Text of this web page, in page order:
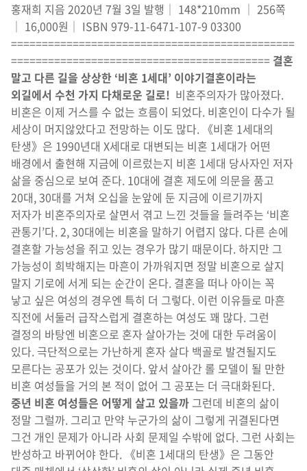
홍재희 지음 2020년 7월 3일 발행│ 148*210mm │ 256쪽
│ 16,000원│ ISBN 979-11-6471-107-9 03300
==============================================
========================================== 결혼
말고 다른 길을 상상한 ‘비혼 1세대’ 이야기결혼이라는
외길에서 수천 가지 다채로운 길로! 비혼주의자가 많아졌다.
비혼은 이제 거스를 수 없는 흐름이 되었다. 비혼인이 다수가 될
세상이 머지않았다고 전망하는 이도 많다. 《비혼 1세대의
탄생》은 1990년대 X세대로 대변되는 비혼 1세대가 어떤
배경에서 출현해 지금에 이르렀는지 비혼 1세대 당사자인 저자
삶을 중심으로 보여 준다. 10대에 결혼 제도에 의문을 품고
20대, 30대를 거쳐 오십을 눈앞에 둔 지금에 이르기까지
저자가 비혼주의자로 살면서 겪고 느낀 것들을 들려주는 ‘비혼
관통기’다. 2, 30대에는 비혼을 말하기 어렵지 않다. 다른 손에
결혼할 가능성을 쥐고 있는 경우가 많기 때문이다. 하지만 그
가능성이 희박해지는 마흔이 가까워지면 정말 비혼으로 살지
말지 기로에 서게 되는 순간이 온다. 결혼을 떠나 아이는 꼭
낳고 싶은 여성의 경우엔 특히 더 그렇다. 이런 이유들로 마흔
직전에 서둘러 급작스럽게 결혼하는 여성도 꽤 많다. 그런
결정의 바탕엔 비혼으로 혼자 살아가는 것에 대한 두려움이
있다. 극단적으로는 가난하게 혼자 살다 백골로 발견될지도
모른다는 공포가 있는 것이다. 앞서 살아간 롤 모델이 될 만한
비혼 여성들을 거의 본 적이 없어 그 공포는 더 극대화된다.
중년 비혼 여성들은 어떻게 살고 있을까 그런데 비혼의 삶이
정말 그럴까. 그리고 만약 누군가의 삶이 그렇게 귀결된다면
그건 개인 문제가 아니라 사회 문제일 수밖에 없다. 그런 사회는
반성하고 바뀌어야 한다. 《비혼 1세대의 탄생》은 그동안